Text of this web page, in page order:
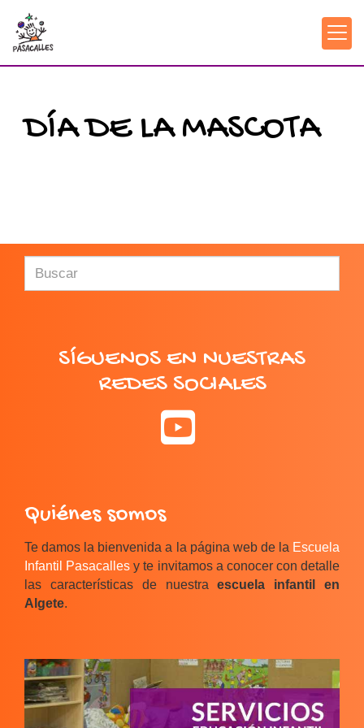
DÍA DE LA MASCOTA
SÍGUENOS EN NUESTRAS
REDES SOCIALES
Quiénes somos
Te damos la bienvenida a la página web de la Escuela
Infantil Pasacalles y te invitamos a conocer con detalle
las características de nuestraescuela infantil en
Algete.